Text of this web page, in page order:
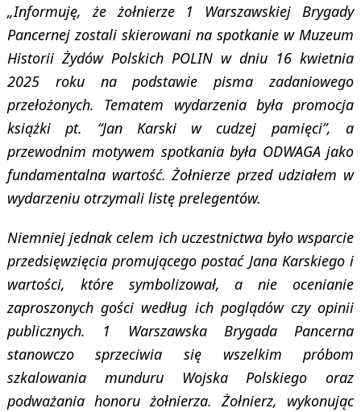
„Informuję, że żołnierze 1 Warszawskiej Brygady
Pancernej zostali skierowani na spotkanie w Muzeum
Historii Żydów Polskich POLIN w dniu 16 kwietnia
2025 roku na podstawie pisma zadaniowego
przełożonych. Tematem wydarzenia była promocja
książki pt. “Jan Karski w cudzej pamięci”, a
przewodnim motywem spotkania była ODWAGA jako
fundamentalna wartość. Żołnierze przed udziałem w
wydarzeniu otrzymali listę prelegentów.
Niemniej jednak celem ich uczestnictwa było wsparcie
przedsięwzięcia promującego postać Jana Karskiego i
wartości, które symbolizował, a nie ocenianie
zaproszonych gości według ich poglądów czy opinii
publicznych. 1 Warszawska Brygada Pancerna
stanowczo sprzeciwia się wszelkim próbom
szkalowania munduru Wojska Polskiego oraz
podważania honoru żołnierza. Żołnierz, wykonując